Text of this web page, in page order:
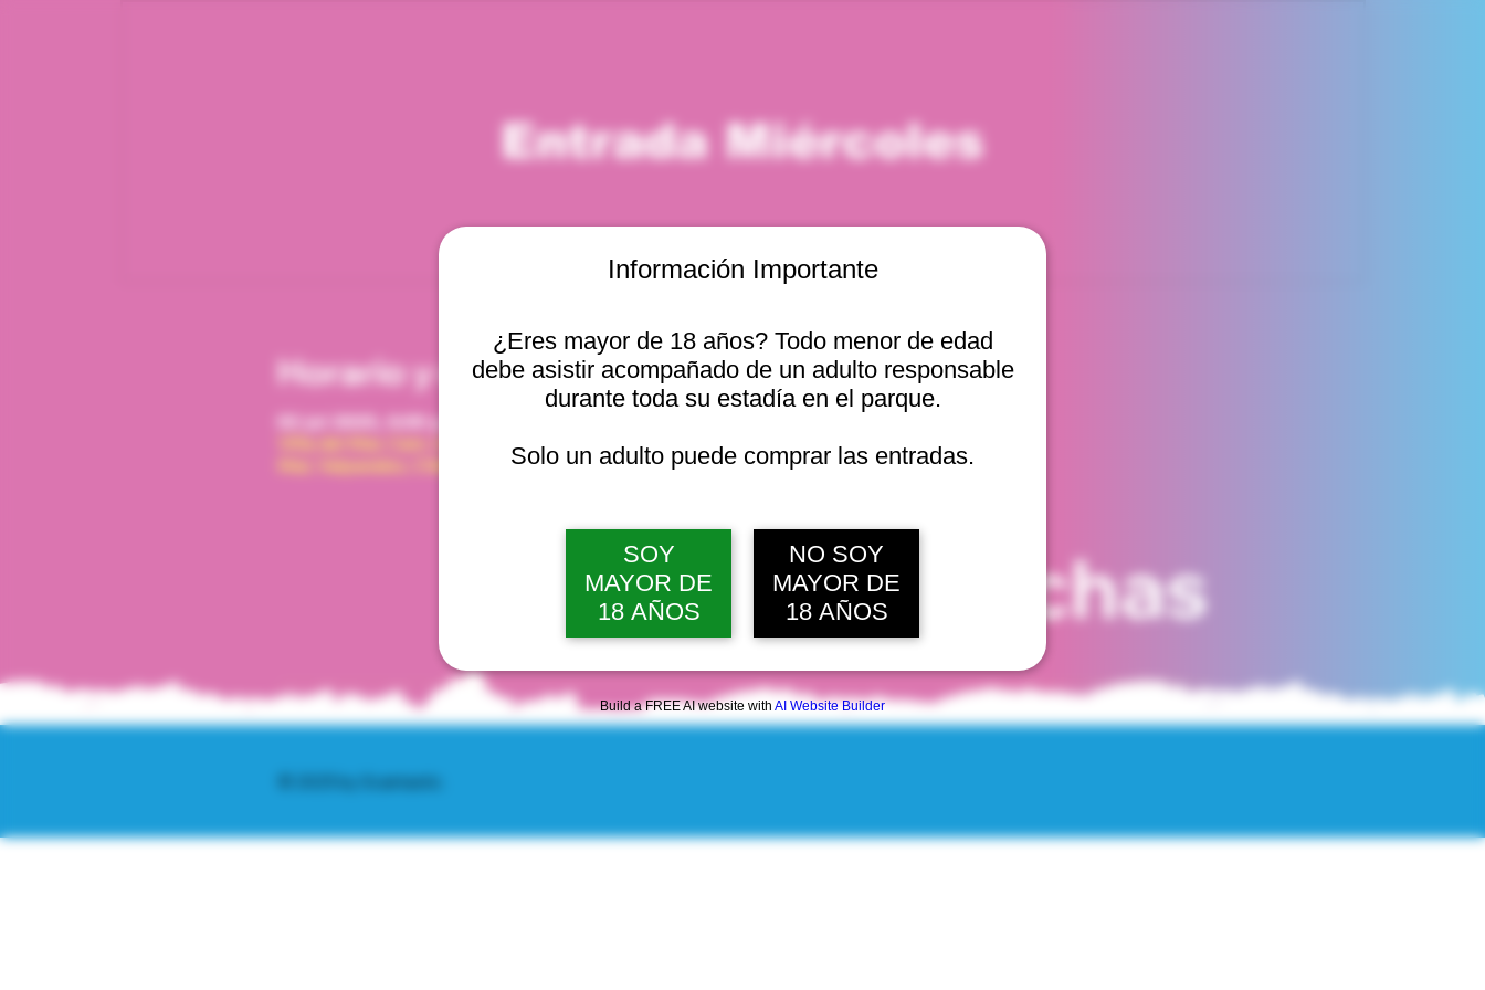
Información Importante
¿Eres mayor de 18 años? Todo menor de edad
debe asistir acompañado de un adulto responsable
durante toda su estadía en el parque.
Solo un adulto puede comprar las entradas.
SOY
MAYOR DE
18 AÑOS
NO SOY
MAYOR DE
18 AÑOS
Build a FREE AI website with AI Website Builder
Entrada Miércoles
Horario y ubicación
Viña del Mar, Cam. Internacional 2440, Viña del
mié, 12 ago, 10:00 a. m.
Ver 20 fechas
© 2025 by Scantastic.